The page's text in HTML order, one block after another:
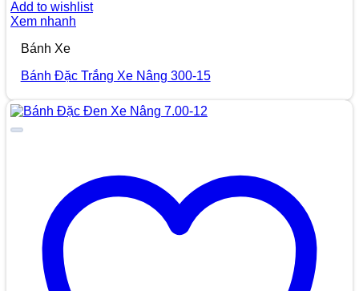
Add to wishlist
Xem nhanh
Bánh Xe
Bánh Đặc Trắng Xe Nâng 300-15